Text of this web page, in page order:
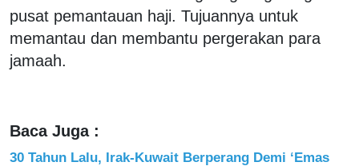
pusat pemantauan haji. Tujuannya untuk
memantau dan membantu pergerakan para
jamaah.
Baca Juga :
30 Tahun Lalu, Irak-Kuwait Berperang Demi ‘Emas